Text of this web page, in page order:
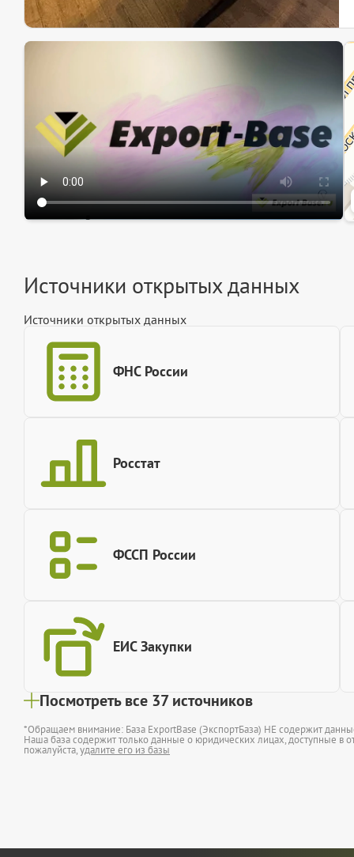
Источники открытых данных
Источники открытых данных
ФНС России
Росстат
ФССП России
ЕИС Закупки
Посмотреть все 37 источников
*Обращаем внимание: База ExportBase (ЭкспортБаза) НЕ содержит
Наша база содержит только данные о юридических лицах, доступные в
пожалуйста,удалите его из базы